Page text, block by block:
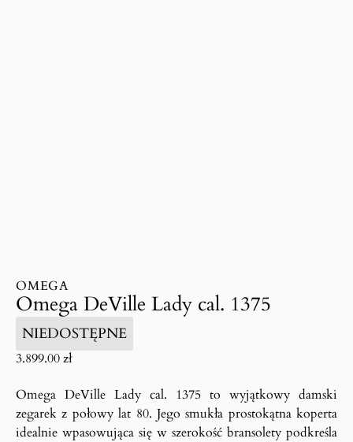
OMEGA
Omega DeVille Lady cal. 1375
NIEDOSTĘPNE
3.899.00zł
Omega DeVille Lady cal. 1375 to wyjątkowy damski
zegarek z połowy lat 80. Jego smukła prostokątna koperta
idealnie wpasowująca się w szerokość bransolety podkreśla